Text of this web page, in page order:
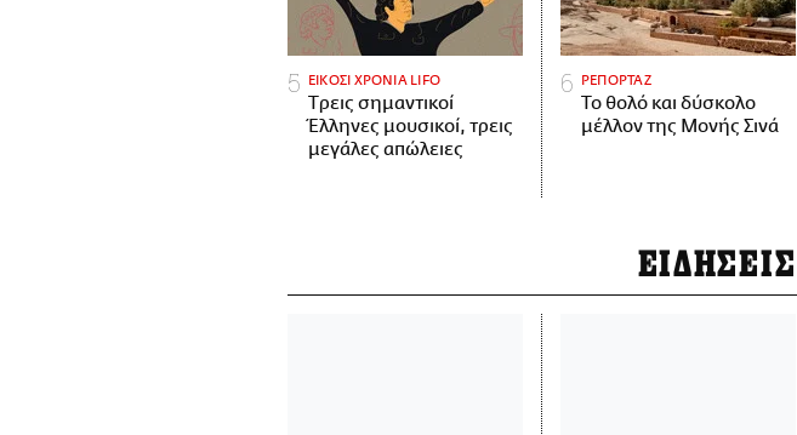
ΕΙΚΟΣΙ ΧΡΟΝΙΑ LIFO
Tρεις σημαντικοί
Έλληνες μουσικοί, τρεις
μεγάλες απώλειες
ΡΕΠΟΡΤΑΖ
Το θολό και δύσκολο
μέλλον της Μονής Σινά
ΕΙΔΗΣΕΙΣ